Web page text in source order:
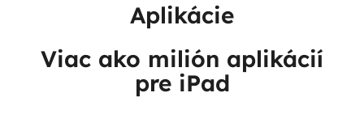
Aplikácie
Viac ako milión aplikácií
pre iPad